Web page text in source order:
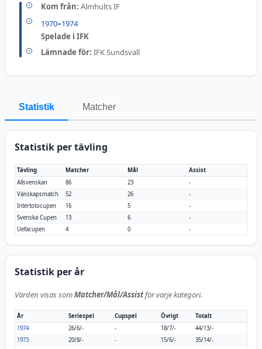
Kom från: Älmhults IF
1970–1974
Spelade i IFK
Lämnade för: IFK Sundsvall
Statistik Matcher
Statistik per tävling
Tävling Matcher Mål
Assist
Allsvenskan
86 23
-
Vänskapsmatch
52 26
-
Intertotocupen
16 5
-
Svenska Cupen
13 6
-
Uefacupen
4 0 -
Statistik per år
Värden visas somMatcher/Mål/Assistför varje kategori.
År Seriespel Cupspel Övrigt
Totalt
1974
26/6/- - 18/7/-
44/13/-
1973
20/8/- - 15/6/-
35/14/-